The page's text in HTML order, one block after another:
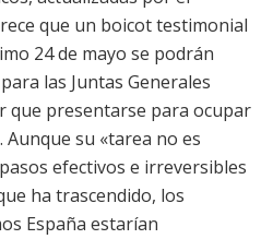
que un boicot testimonial
24 de mayo se podrán
las Juntas Generales
que presentarse para ocupar
Aunque su «tarea no es
efectivos e irreversibles
ha trascendido, los
España estarían